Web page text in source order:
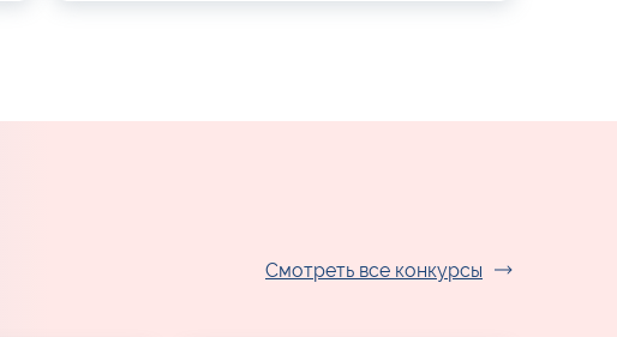
Смотреть все конкурсы